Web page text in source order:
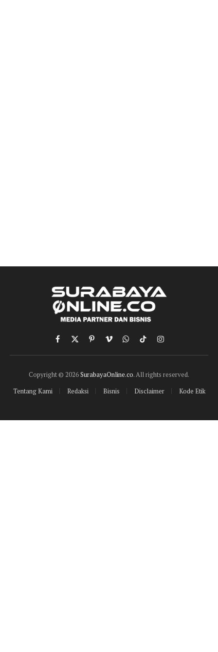
Facebook
X
(Twitter)
PinterestVimeoWhatsApp
TikTokInstagram
Copyright © 2026SurabayaOnline.co. All rights reserved.
Tentang Kami
Redaksi Bisnis Disclaimer Kode Etik